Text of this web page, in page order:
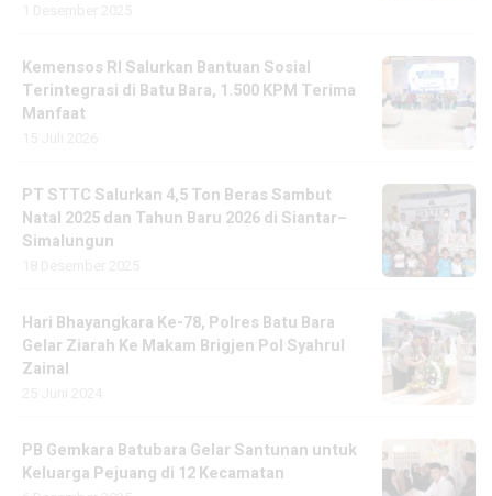
Kemensos RI Salurkan Bantuan Sosial
Terintegrasi di Batu Bara, 1.500 KPM Terima
Manfaat
PT STTC Salurkan 4,5 Ton Beras Sambut
Natal 2025 dan Tahun Baru 2026 di Siantar–
Simalungun
Hari Bhayangkara Ke-78, Polres Batu Bara
Gelar Ziarah Ke Makam Brigjen Pol Syahrul
Zainal
PB Gemkara Batubara Gelar Santunan untuk
Keluarga Pejuang di 12 Kecamatan